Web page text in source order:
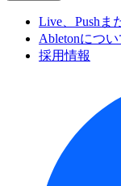
Live、Pushま
Abletonについ
採用情報